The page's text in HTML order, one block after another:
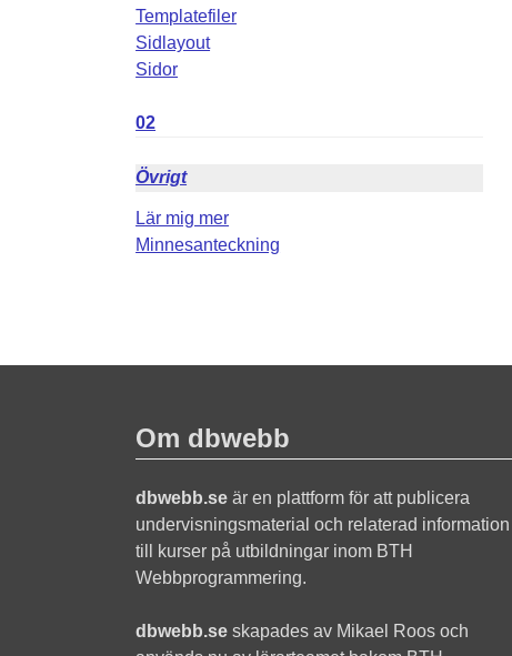
Templatefiler
Sidlayout
Sidor
02
Övrigt
Lär mig mer
Minnesanteckning
Om dbwebb
dbwebb.se är en plattform för att publicera
undervisningsmaterial och relaterad information
till kurser på utbildningar inom BTH
Webbprogrammering.
dbwebb.se skapades av Mikael Roos och